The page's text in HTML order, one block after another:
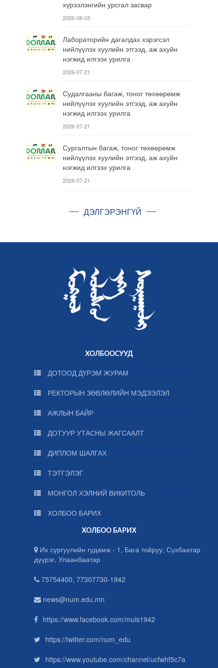
хүрээлэнгийн урсгал засвар
2026-08-03
Лабораторийн дагалдах хэрэгсэл
нийлүүлэх хуулийн этгээд, аж ахуйн
нэгжид илгээх урилга
2026-07-21
Судалгааны багаж, тоног төхөөрөмж
нийлүүлэх хуулийн этгээд, аж ахуйн
нэгжид илгээх урилга
2026-07-21
Сургалтын багаж, тоног төхөөрөмж
нийлүүлэх хуулийн этгээд, аж ахуйн
нэгжид илгээх урилга
2026-07-21
ДЭЛГЭРЭНГҮЙ
ХОЛБООСУУД
ДОТООД ДҮРЭМ ЖУРАМ
РЕКТОРЫН ЗӨВЛӨЛИЙН МЭДЭЭЛЭЛ
АЖЛЫН БАЙР
ДОТУУР УТАСНЫ ЖАГСААЛТ
ДИПЛОМ ШАЛГАХ
ТЭТГЭЛЭГ
МОНГОЛ ХЭЛНИЙ ВИКИТОЛЬ
ХОЛБОО БАРИХ
ХОЛБОО БАРИХ
Их сургуулийн гудамж - 1, Бага тойруу, Сүхбаатар
дүүрэг, Улаанбаатар
75754400, 77307730-1942
news@num.edu.mn
https://www.facebook.com/muis1942
https://twitter.com/num_edu
https://www.youtube.com/channel/ucfwhf5c7a